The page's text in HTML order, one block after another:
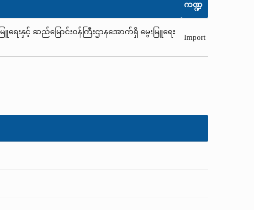
ကဏ္ဍ
းနှင့် ဆည်မြောင်း၀န်ကြီးဌာနအောက်ရှိ မွေးမြူရေး
Import